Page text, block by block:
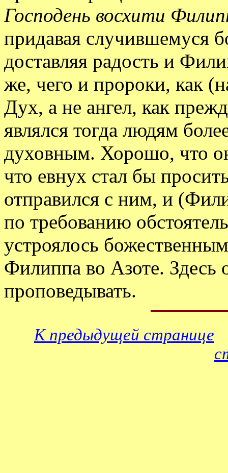
Господень восхити
придавая случившемуся
доставляя радость и
же, чего и пророки, как
Дух, а не ангел, как
являлся тогда людям
духовным. Хорошо, что
что евнух стал бы
отправился с ним, и
по требованию
устроялось
Филиппа во Азоте. Здесь
проповедывать.
К предыдущей странице